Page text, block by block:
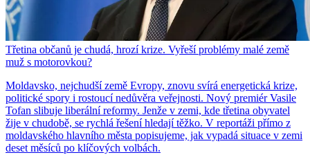
Třetina občanů je chudá, hrozí krize. Vyřeší problémy malé země
muž s motorovkou?
Moldavsko, nejchudší země Evropy, znovu svírá energetická krize,
politické spory i rostoucí nedůvěra veřejnosti. Nový premiér Vasile
Tofan slibuje liberální reformy. Jenže v zemi, kde třetina obyvatel
žije v chudobě, se rychlá řešení hledají těžko. V reportáži přímo z
moldavského hlavního města popisujeme, jak vypadá situace v zemi
deset měsíců po klíčových volbách.